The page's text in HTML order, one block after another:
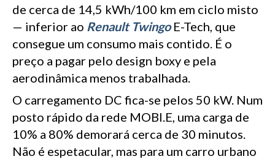
de cerca de 14,5 kWh/100 km em ciclo misto
— inferior ao Renault TwingoE-Tech, que
consegue um consumo mais contido. É o
preço a pagar pelo design boxy e pela
aerodinâmica menos trabalhada.
O carregamento DC fica-se pelos 50 kW. Num
posto rápido da rede MOBI.E, uma carga de
10% a 80% demorará cerca de 30 minutos.
Não é espetacular, mas para um carro urbano